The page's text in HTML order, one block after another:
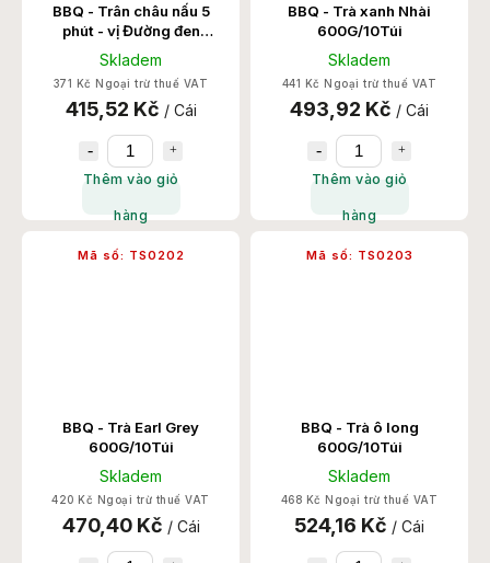
BBQ - Trân châu nấu 5
phút - vị Đường đen
1KG/12Túi
Skladem
371 Kč Ngoại trừ thuế VAT
415,52 Kč / Cái
Thêm vào giỏ
hàng
BBQ - Trà xanh Nhài
600G/10Túi
Skladem
441 Kč Ngoại trừ thuế VAT
493,92 Kč / Cái
Thêm vào giỏ
hàng
BBQ - Trà Earl Grey
600G/10Túi
Skladem
420 Kč Ngoại trừ thuế VAT
470,40 Kč / Cái
Mã số: TS0202
BBQ - Trà ô long
600G/10Túi
Skladem
468 Kč Ngoại trừ thuế VAT
524,16 Kč / Cái
Mã số: TS0203